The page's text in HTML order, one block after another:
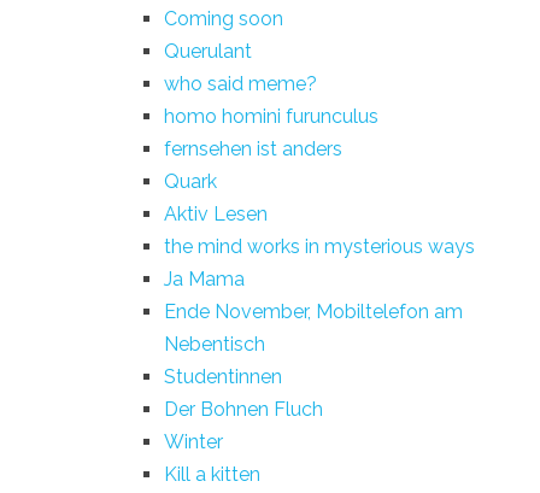
Coming soon
Querulant
who said meme?
homo homini furunculus
fernsehen ist anders
Quark
Aktiv Lesen
the mind works in mysterious ways
Ja Mama
Ende November, Mobiltelefon am
Nebentisch
Studentinnen
Der Bohnen Fluch
Winter
Kill a kitten